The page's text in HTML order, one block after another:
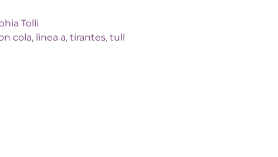
Tolli
cola, linea a, tirantes, tull